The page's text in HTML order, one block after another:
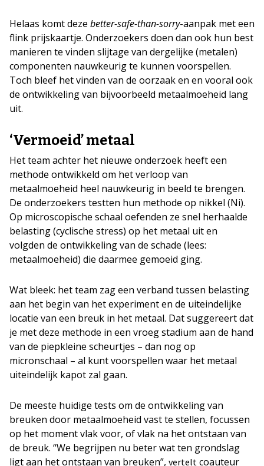
Helaas komt deze better-safe-than-sorry-aanpak met een
flink prijskaartje. Onderzoekers doen dan ook hun best
manieren te vinden slijtage van dergelijke (metalen)
componenten nauwkeurig te kunnen voorspellen.
Toch bleef het vinden van de oorzaak en en vooral ook
de ontwikkeling van bijvoorbeeld metaalmoeheid lang
uit.
‘Vermoeid’ metaal
Het team achter het nieuwe onderzoek heeft een
methode ontwikkeld om het verloop van
metaalmoeheid heel nauwkeurig in beeld te brengen.
De onderzoekers testten hun methode op nikkel (Ni).
Op microscopische schaal oefenden ze snel herhaalde
belasting (cyclische stress) op het metaal uit en
volgden de ontwikkeling van de schade (lees:
metaalmoeheid) die daarmee gemoeid ging.
Wat bleek: het team zag een verband tussen belasting
aan het begin van het experiment en de uiteindelijke
locatie van een breuk in het metaal. Dat suggereert dat
je met deze methode in een vroeg stadium aan de hand
van de piepkleine scheurtjes – dan nog op
micronschaal – al kunt voorspellen waar het metaal
uiteindelijk kapot zal gaan.
De meeste huidige tests om de ontwikkeling van
breuken door metaalmoeheid vast te stellen, focussen
op het moment vlak voor, of vlak na het ontstaan van
de breuk. “We begrijpen nu beter wat ten grondslag
ligt aan het ontstaan van breuken”, vertelt coauteur